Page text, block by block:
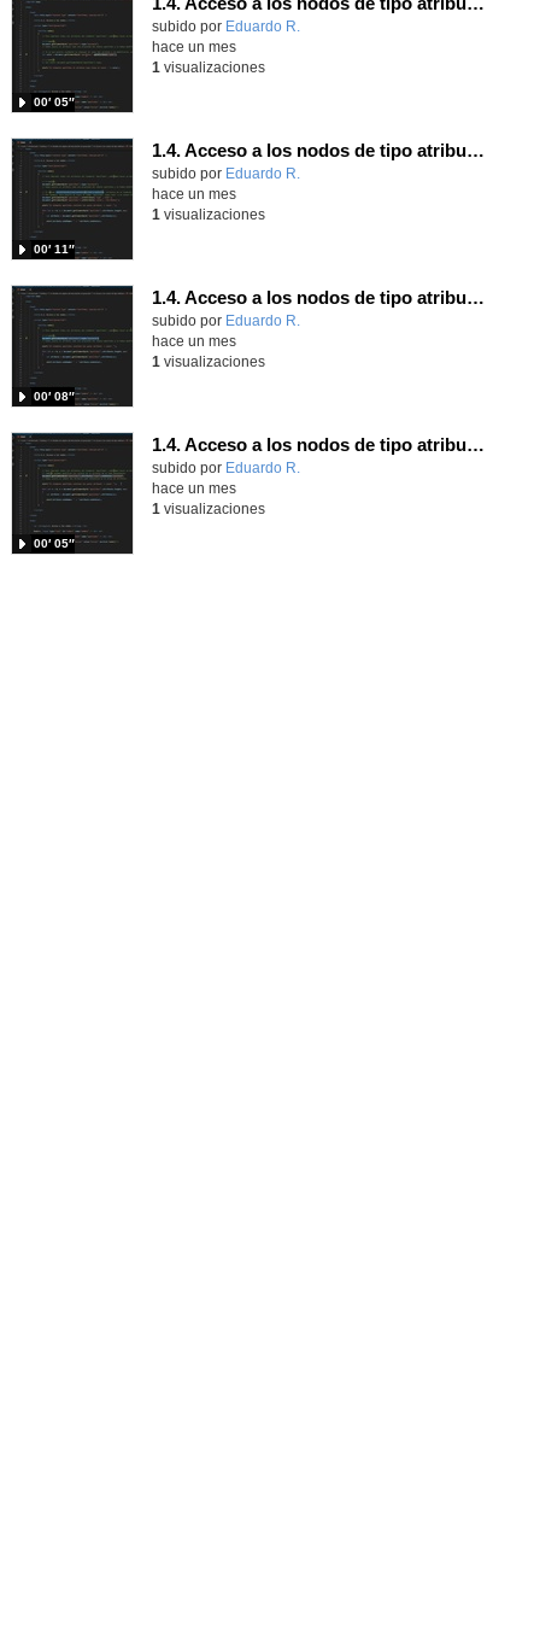
Contenido educativo.
subido por Eduardo R.
00′ 05″
hace un mes
1 visualizaciones
1.4. Acceso a los nodos de tipo atributo. Parte 5.
Contenido educativo.
subido por Eduardo R.
00′ 11″
hace un mes
1 visualizaciones
1.4. Acceso a los nodos de tipo atributo. Parte 4.
Contenido educativo.
subido por Eduardo R.
00′ 08″
hace un mes
1 visualizaciones
1.4. Acceso a los nodos de tipo atributo. Parte 3.
Contenido educativo.
subido por Eduardo R.
00′ 05″
hace un mes
1 visualizaciones